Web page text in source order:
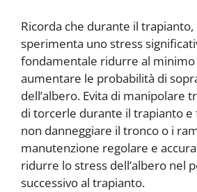
Ricorda che durante il trapianto,
sperimenta uno stress
fondamentale ridurre al
aumentare le probabilità di
dell’albero. Evita di manipolare
di torcerle durante il trapianto e
non danneggiare il tronco o i
manutenzione regolare e
ridurre lo stress dell’albero nel
successivo al trapianto.